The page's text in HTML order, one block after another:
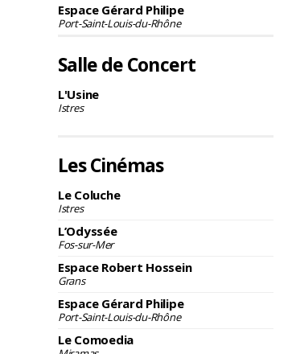
Espace Gérard Philipe
Port-Saint-Louis-du-Rhône
Salle de Concert
L'Usine
Istres
Les Cinémas
Le Coluche
Istres
L’Odyssée
Fos-sur-Mer
Espace Robert Hossein
Grans
Espace Gérard Philipe
Port-Saint-Louis-du-Rhône
Le Comoedia